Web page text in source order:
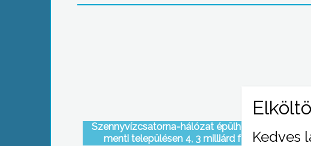
Szennyvízcsatorna-hálózat épülhet 6 tarna
menti településen 4, 3 milliárd forintosKedves